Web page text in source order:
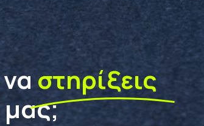
στηρίξεις
μας;